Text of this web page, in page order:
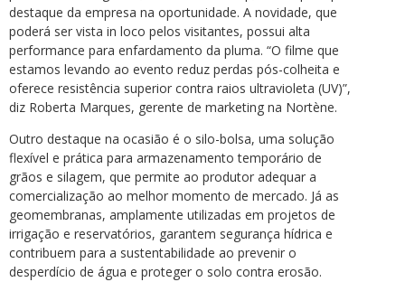
destaque da empresa na oportunidade. A novidade, que
poderá ser vista in loco pelos visitantes, possui alta
performance para enfardamento da pluma. “O filme que
estamos levando ao evento reduz perdas pós-colheita e
oferece resistência superior contra raios ultravioleta (UV)”,
diz Roberta Marques, gerente de marketing na Nortène.
Outro destaque na ocasião é o silo-bolsa, uma solução
flexível e prática para armazenamento temporário de
grãos e silagem, que permite ao produtor adequar a
comercialização ao melhor momento de mercado. Já as
geomembranas, amplamente utilizadas em projetos de
irrigação e reservatórios, garantem segurança hídrica e
contribuem para a sustentabilidade ao prevenir o
desperdício de água e proteger o solo contra erosão.